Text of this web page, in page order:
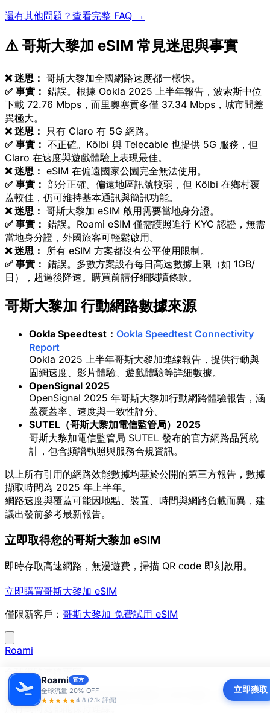
還有其他問題？查看完整 FAQ →
⚠️ 哥斯大黎加 eSIM 常見迷思與事實
❌ 迷思： 哥斯大黎加全國網路速度都一樣快。
✅ 事實： 錯誤。根據 Ookla 2025 上半年報告，波索斯中位
下載 72.76 Mbps，而里奧塞貢多僅 37.34 Mbps，城市間差
異極大。
❌ 迷思：
只有 Claro 有 5G 網路。
✅ 事實： 不正確。Kölbi 與 Telecable 也提供 5G 服務，但
Claro 在速度與遊戲體驗上表現最佳。
❌ 迷思： eSIM 在偏遠國家公園完全無法使用。
✅ 事實： 部分正確。偏遠地區訊號較弱，但 Kölbi 在鄉村覆
蓋較佳，仍可維持基本通訊與簡訊功能。
❌ 迷思： 哥斯大黎加 eSIM 啟用需要當地身分證。
✅ 事實： 錯誤。Roami eSIM 僅需護照進行 KYC 認證，無需
當地身分證，外國旅客可輕鬆啟用。
❌ 迷思： 所有 eSIM 方案都沒有公平使用限制。
✅ 事實： 錯誤。多數方案設有每日高速數據上限（如 1GB/
日），超過後降速。購買前請仔細閱讀條款。
哥斯大黎加 行動網路數據來源
Ookla Speedtest： Ookla Speedtest Connectivity
Report
Ookla 2025 上半年哥斯大黎加連線報告，提供行動與
固網速度、影片體驗、遊戲體驗等詳細數據。
OpenSignal 2025
OpenSignal 2025 年哥斯大黎加行動網路體驗報告，涵
蓋覆蓋率、速度與一致性評分。
SUTEL（哥斯大黎加電信監管局）2025
哥斯大黎加電信監管局 SUTEL 發布的官方網路品質統
計，包含頻譜執照與服務合規資訊。
以上所有引用的網路效能數據均基於公開的第三方報告，數據
擷取時間為 2025 年上半年。
網路速度與覆蓋可能因地點、裝置、時間與網路負載而異，建
議出發前參考最新報告。
立即取得您的哥斯大黎加 eSIM
即時存取高速網路，無漫遊費，掃描 QR code 即刻啟用。
立即購買哥斯大黎加 eSIM
僅限新客戶： 哥斯大黎加 免費試用 eSIM
Roami
全球網路連線專家
我們在 200+ 個國家與地區提供優質 eSIM 服務，讓您無論
旅行到何處都能保持連線。
Roami 官方
全球流量 20% OFF
★★★★★4.8 (2.1k 評價)
立即獲取